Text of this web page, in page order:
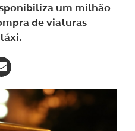
um milhão
de viaturas